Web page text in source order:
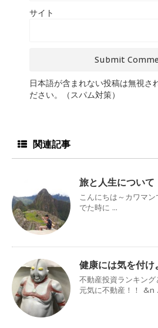
サイト
日本語が含まれない投稿は無視さ
ださい。（スパム対策）
関連記事
旅と人生について
こんにちは～カワマ
でた時に ...
健康には気を付け
不動産投資ランキン
元気に不動産！！ &n